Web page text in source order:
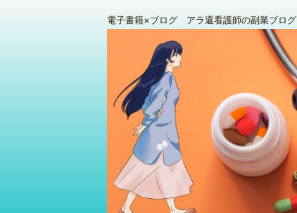
電子書籍×ブログ アラ還看護師の副業ブログ